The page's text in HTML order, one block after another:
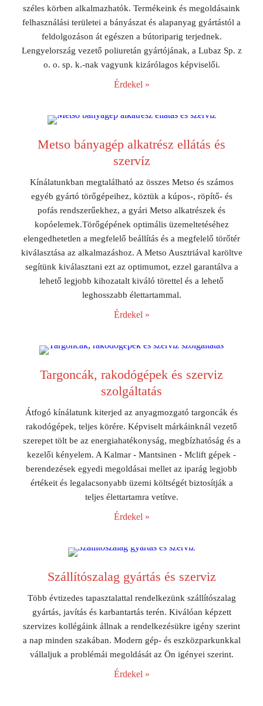
széles körben alkalmazhatók. Termékeink és megoldásaink
felhasználási területei a bányászat és alapanyag gyártástól a
feldolgozáson át egészen a bútoriparig terjednek.
Lengyelország vezető poliuretán gyártójának, a Lubaz Sp. z
o. o. sp. k.-nak vagyunk kizárólagos képviselői.
Érdekel »
Metso bányagép alkatrész ellátás és
szervíz
Kínálatunkban megtalálható az összes Metso és számos
egyéb gyártó törőgépeihez, köztük a kúpos-, röpítő- és
pofás rendszerűekhez, a gyári Metso alkatrészek és
kopóelemek.Törőgépének optimális üzemeltetéséhez
elengedhetetlen a megfelelő beállítás és a megfelelő törőtér
kiválasztása az alkalmazáshoz. A Metso Ausztriával karöltve
segítünk kiválasztani ezt az optimumot, ezzel garantálva a
lehető legjobb kihozatalt kiváló törettel és a lehető
leghosszabb élettartammal.
Érdekel »
Targoncák, rakodógépek és szerviz
szolgáltatás
Átfogó kínálatunk kiterjed az anyagmozgató targoncák és
rakodógépek, teljes körére. Képviselt márkáinknál vezető
szerepet tölt be az energiahatékonyság, megbízhatóság és a
kezelői kényelem. A Kalmar - Mantsinen - Mclift gépek -
berendezések egyedi megoldásai mellet az iparág legjobb
értékeit és legalacsonyabb üzemi költségét biztosítják a
teljes élettartamra vetítve.
Érdekel »
Szállítószalag gyártás és szerviz
Több évtizedes tapasztalattal rendelkezünk szállítószalag
gyártás, javítás és karbantartás terén. Kiválóan képzett
szervizes kollégáink állnak a rendelkezésükre igény szerint
a nap minden szakában. Modern gép- és eszközparkunkkal
vállaljuk a problémái megoldását az Ön igényei szerint.
Érdekel »